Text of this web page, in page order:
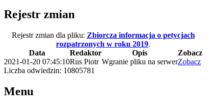
Rejestr zmian
Rejestr zmian dla pliku: Zbiorcza informacja o petycjach
rozpatrzonych w roku 2019.
Data
Redaktor Opis
Zobacz
2021-01-20 07:45:10Rus Piotr Wgranie pliku na serwerZobacz
Liczba odwiedzin: 10805781
Menu